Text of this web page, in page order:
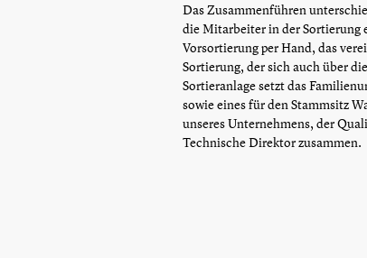
Das Zusammenführen
die Mitarbeiter in der Sortierung
Vorsortierung per Hand, das
Sortierung, der sich auch über
Sortieranlage setzt das
sowie eines für den Stammsitz
unseres Unternehmens, der
Technische Direktor zusammen.